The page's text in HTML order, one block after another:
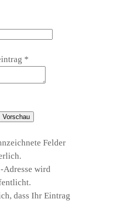
*
Fel­der
Adres­se wird
dass Ihr Ein­trag